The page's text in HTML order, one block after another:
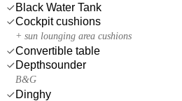
Black Water Tank
Cockpit cushions
+ sun lounging area cushions
Convertible table
Depthsounder
B&G
Dinghy